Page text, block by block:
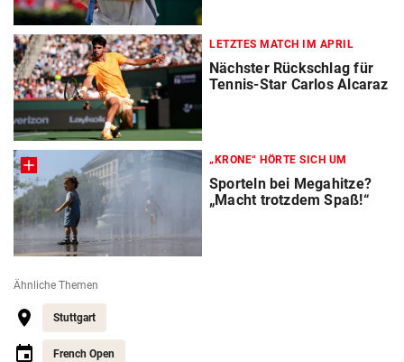
LETZTES MATCH IM APRIL
Nächster Rückschlag für
Tennis-Star Carlos Alcaraz
„KRONE“ HÖRTE SICH UM
Sporteln bei Megahitze?
„Macht trotzdem Spaß!“
Ähnliche Themen
Stuttgart
French Open